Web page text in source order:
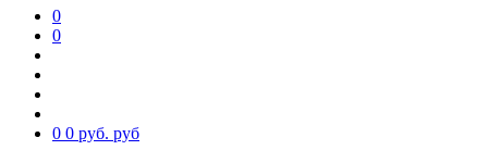
0
0
0 0 руб. руб